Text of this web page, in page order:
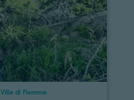
Ville di Fiemme